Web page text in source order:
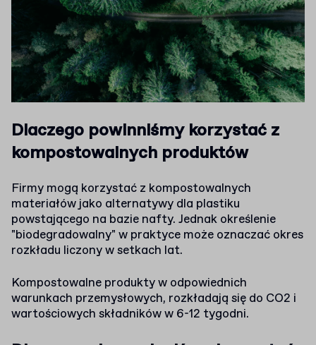
Dlaczego powinniśmy korzystać z
kompostowalnych produktów
Firmy mogą korzystać z kompostowalnych
materiałów jako alternatywy dla plastiku
powstającego na bazie nafty. Jednak określenie
"biodegradowalny" w praktyce może oznaczać okres
rozkładu liczony w setkach lat.
Kompostowalne produkty w odpowiednich
warunkach przemysłowych, rozkładają się do CO2 i
wartościowych składników w 6-12 tygodni.